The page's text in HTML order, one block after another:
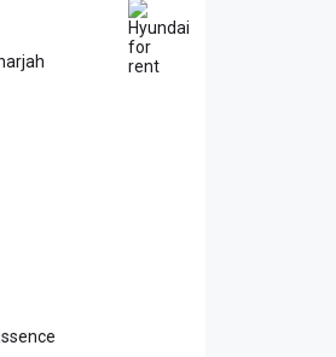
Essence